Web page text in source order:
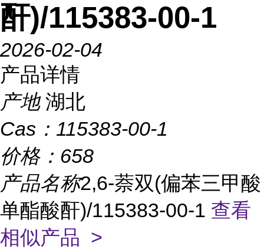
酐)/115383-00-1
2026-02-04
产品详情
产地 湖北
Cas： 115383-00-1
价格： 658
产品名称2,6-萘双(偏苯三甲酸
单酯酸酐)/115383-00-1 查看
相似产品 >